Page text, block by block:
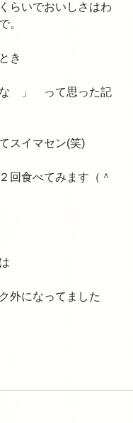
らいでおいしさはわ
。
き
　」　って思った記
スイマセン(笑)
回食べてみます（＾
外になってました